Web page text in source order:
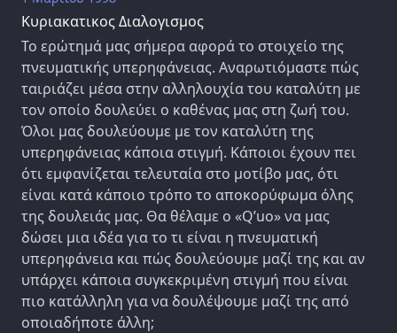
Κυριακατικος Διαλογισμος
Το ερώτημά μας σήμερα αφορά το στοιχείο της
πνευματικής υπερηφάνειας. Αναρωτιόμαστε πώς
ταιριάζει μέσα στην αλληλουχία του καταλύτη με
τον οποίο δουλεύει ο καθένας μας στη ζωή του.
Όλοι μας δουλεύουμε με τον καταλύτη της
υπερηφάνειας κάποια στιγμή. Κάποιοι έχουν πει
ότι εμφανίζεται τελευταία στο μοτίβο μας, ότι
είναι κατά κάποιο τρόπο το αποκορύφωμα όλης
της δουλειάς μας. Θα θέλαμε ο «Q’uo» να μας
δώσει μια ιδέα για το τι είναι η πνευματική
υπερηφάνεια και πώς δουλεύουμε μαζί της και αν
υπάρχει κάποια συγκεκριμένη στιγμή που είναι
πιο κατάλληλη για να δουλέψουμε μαζί της από
οποιαδήποτε άλλη;